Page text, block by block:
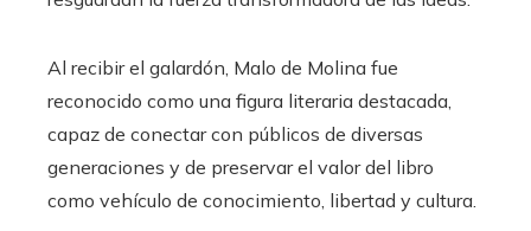
Al recibir el galardón, Malo de Molina fue
reconocido como una figura literaria destacada,
capaz de conectar con públicos de diversas
generaciones y de preservar el valor del libro
como vehículo de conocimiento, libertad y cultura.